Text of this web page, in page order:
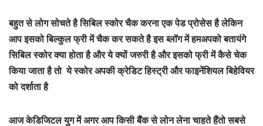
बहुत से लोग सोचते है सिबिल स्कोर चैक करना एक पेड प्रोसेस है लेकिन
आप इसको बिल्कुल फ्री में चैक कर सकते है इस ब्लॉग में हमअपको बतायंगे
सिबिल स्कोर क्या होता है और ये क्यों जरुरी है और इसको फ्री में कैसे चेक
किया जाता है तो ये स्कोर अपकी क्रेडिट हिस्ट्री और फाइनेंशियल बिहेवियर
को दर्शाता है
आज केडिजिटल युग में अगर आप किसी बैंक से लोन लेना चाहते हैंतो सबसे